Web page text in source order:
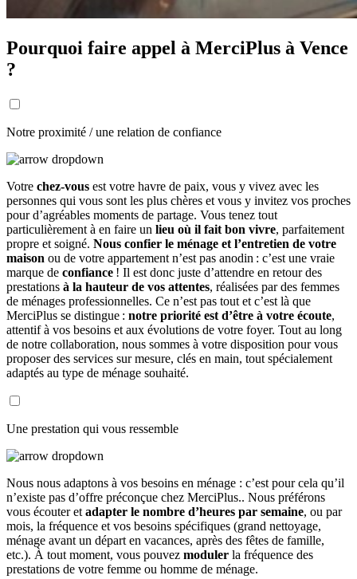
Pourquoi faire appel à MerciPlus à Vence
?
Notre proximité / une relation de confiance
Votre chez-vous est votre havre de paix, vous y vivez avec les
personnes qui vous sont les plus chères et vous y invitez vos proches
pour d’agréables moments de partage. Vous tenez tout
particulièrement à en faire un lieu où il fait bon vivre, parfaitement
propre et soigné. Nous confier le ménage et l’entretien de votre
maison ou de votre appartement n’est pas anodin : c’est une vraie
marque de confiance ! Il est donc juste d’attendre en retour des
prestations à la hauteur de vos attentes, réalisées par des femmes
de ménages professionnelles. Ce n’est pas tout et c’est là que
MerciPlus se distingue : notre priorité est d’être à votre écoute,
attentif à vos besoins et aux évolutions de votre foyer. Tout au long
de notre collaboration, nous sommes à votre disposition pour vous
proposer des services sur mesure, clés en main, tout spécialement
adaptés au type de ménage souhaité.
Une prestation qui vous ressemble
Nous nous adaptons à vos besoins en ménage : c’est pour cela qu’il
n’existe pas d’offre préconçue chez MerciPlus.. Nous préférons
vous écouter et adapter le nombre d’heures par semaine, ou par
mois, la fréquence et vos besoins spécifiques (grand nettoyage,
ménage avant un départ en vacances, après des fêtes de famille,
etc.). À tout moment, vous pouvez moduler la fréquence des
prestations de votre femme ou homme de ménage.